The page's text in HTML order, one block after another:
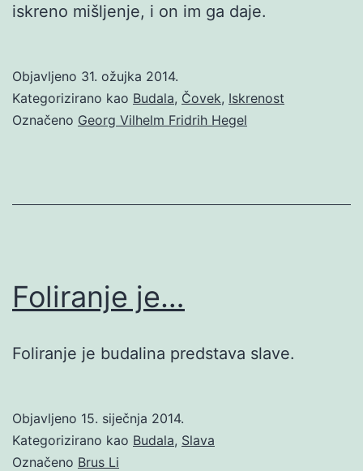
iskreno mišljenje, i on im ga daje.
Objavljeno 31. ožujka 2014.
Kategorizirano kao Budala, Čovek, Iskrenost
Označeno Georg Vilhelm Fridrih Hegel
Foliranje je…
Foliranje je budalina predstava slave.
Objavljeno 15. siječnja 2014.
Kategorizirano kao Budala, Slava
Označeno Brus Li